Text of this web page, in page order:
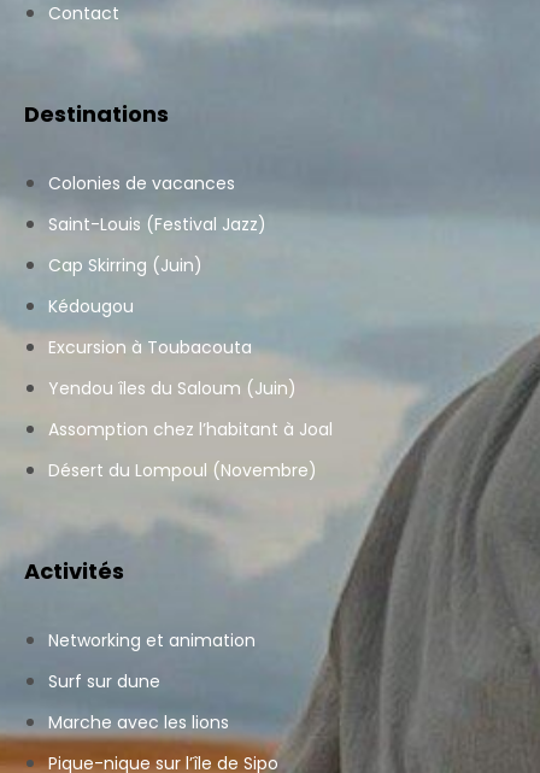
Contact
Destinations
Colonies de vacances
Saint-Louis (Festival Jazz)
Cap Skirring (Juin)
Kédougou
Excursion à Toubacouta
Yendou îles du Saloum (Juin)
Assomption chez l’habitant à Joal
Désert du Lompoul (Novembre)
Activités
Networking et animation
Surf sur dune
Marche avec les lions
Pique-nique sur l’île de Sipo